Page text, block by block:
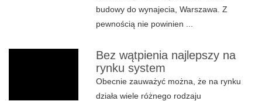
budowy do wynajecia, Warszawa. Z
pewnością nie powinien ...
Bez wątpienia najlepszy na
rynku system
Obecnie zauważyć można, że na rynku
działa wiele różnego rodzaju